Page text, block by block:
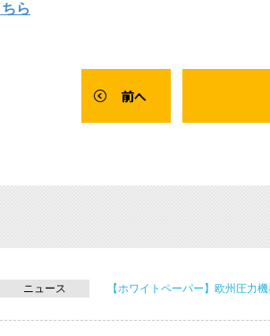
ら
ニュース 【ホワイトペーパー】欧州圧力